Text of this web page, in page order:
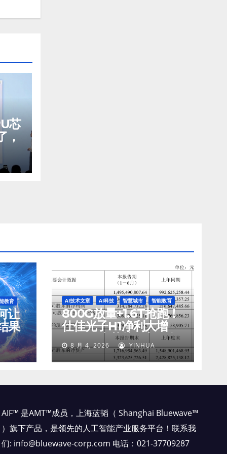
芯
，
教育
让
果
AI技术文章 AI科技 智慧城市 智能教育
800G放量+1.6T抢跑！
仕佳光子H1净利大增
45%，光芯片收入狂飙
77%
8 月 4, 2026 YINHUA
AIF™ 是AMT™成员，上海蓝韬（ Shanghai Bluewave™
）旗下产品，是领先的人工智能产业服务平台！联系我
们: info@bluewave-corp.com 电话：021-37709287